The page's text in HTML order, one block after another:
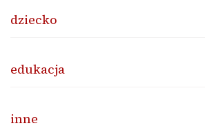
dziecko
edukacja
inne